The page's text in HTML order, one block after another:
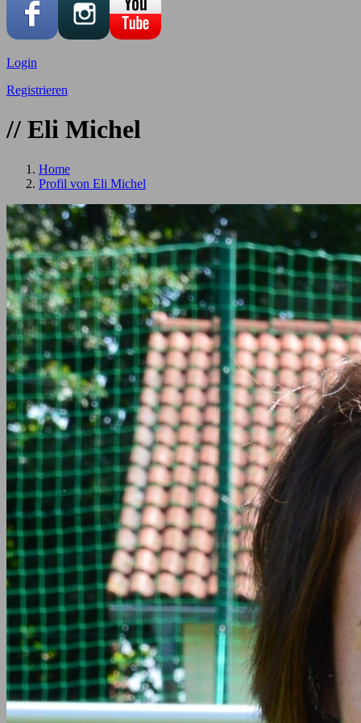
Login
Registrieren
// Eli Michel
Home
Profil von Eli Michel